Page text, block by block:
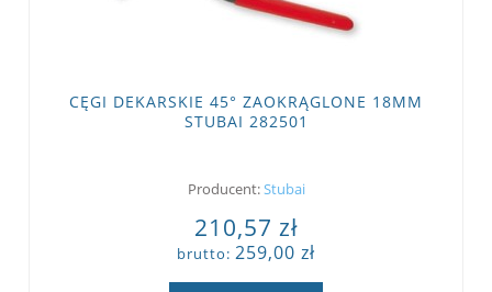
CĘGI DEKARSKIE 45° ZAOKRĄGLONE 18MM
STUBAI 282501
Producent:Stubai
210,57 zł
brutto: 259,00 zł